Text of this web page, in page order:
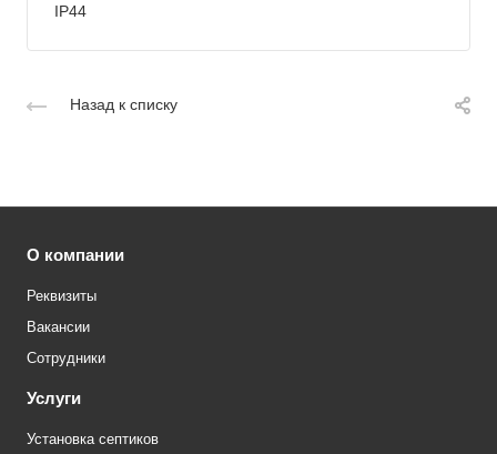
IP44
Назад к списку
О компании
Реквизиты
Вакансии
Сотрудники
Услуги
Установка септиков